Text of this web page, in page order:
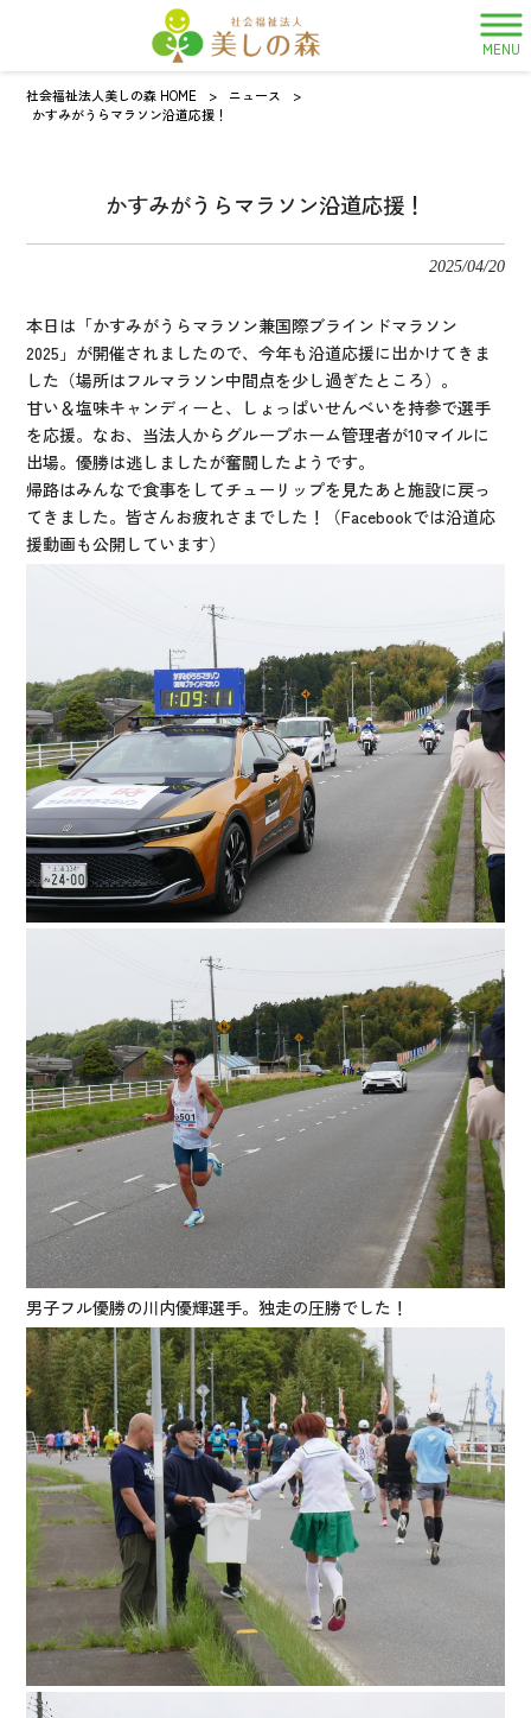
MENU
社会福祉法人美しの森 HOME > ニュース
>
かすみがうらマラソン沿道応援！
かすみがうらマラソン沿道応援！
2025/04/20
本日は「かすみがうらマラソン兼国際ブラインドマラソン
2025」が開催されましたので、今年も沿道応援に出かけてきま
した（場所はフルマラソン中間点を少し過ぎたところ）。
甘い＆塩味キャンディーと、しょっぱいせんべいを持参で選手
を応援。なお、当法人からグループホーム管理者が10マイルに
出場。優勝は逃しましたが奮闘したようです。
帰路はみんなで食事をしてチューリップを見たあと施設に戻っ
てきました。皆さんお疲れさまでした！（Facebookでは沿道応
援動画も公開しています）
男子フル優勝の川内優輝選手。独走の圧勝でした！